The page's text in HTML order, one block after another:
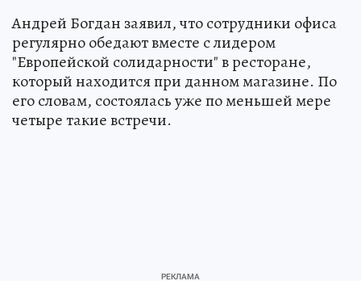
Андрей Богдан заявил, что сотрудники офиса
регулярно обедают вместе с лидером
"Европейской солидарности" в ресторане,
который находится при данном магазине. По
его словам, состоялась уже по меньшей мере
четыре такие встречи.